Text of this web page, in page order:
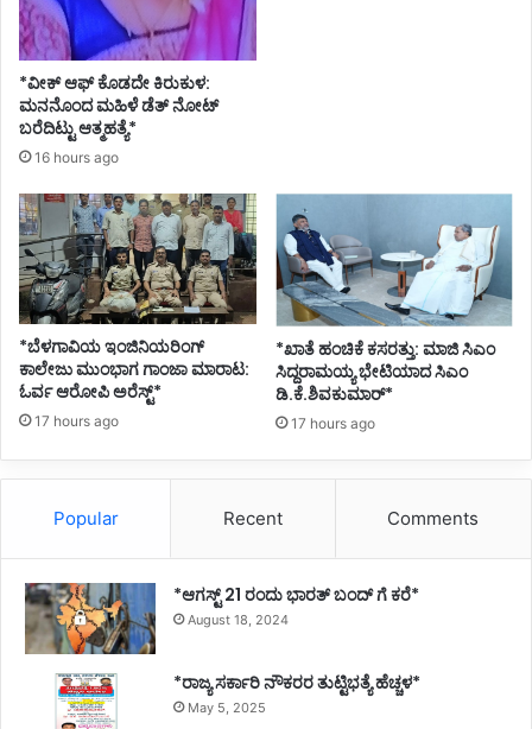
*ವೀಕ್ ಆಫ್ ಕೊಡದೇ ಕಿರುಕುಳ:
ಮನನೊಂದ ಮಹಿಳೆ ಡೆತ್ ನೋಟ್
ಬರೆದಿಟ್ಟು ಆತ್ಮಹತ್ಯೆ*
16 hours ago
*ಬೆಳಗಾವಿಯ ಇಂಜಿನಿಯರಿಂಗ್‌
ಕಾಲೇಜು ಮುಂಭಾಗ ಗಾಂಜಾ ಮಾರಾಟ:
ಓರ್ವ ಆರೋಪಿ ಅರೆಸ್ಟ್*
17 hours ago
*ಖಾತೆ ಹಂಚಿಕೆ ಕಸರತ್ತು: ಮಾಜಿ ಸಿಎಂ
ಸಿದ್ದರಾಮಯ್ಯ ಭೇಟಿಯಾದ ಸಿಎಂ
ಡಿ.ಕೆ.ಶಿವಕುಮಾರ್*
17 hours ago
Popular Recent Comments
*ಆಗಸ್ಟ್ 21 ರಂದು ಭಾರತ್‌ ಬಂದ್‌ ಗೆ ಕರೆ*
August 18, 2024
*ರಾಜ್ಯ ಸರ್ಕಾರಿ ನೌಕರರ ತುಟ್ಟಿಭತ್ಯೆ ಹೆಚ್ಚಳ*
May 5, 2025